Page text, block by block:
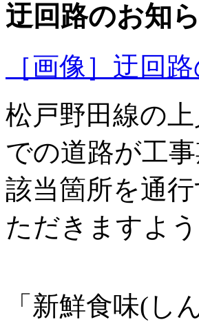
迂回路のお知
［画像］迂回
松戸野田線の
での道路が工
該当箇所を通
ただきますよ
「新鮮食味(し